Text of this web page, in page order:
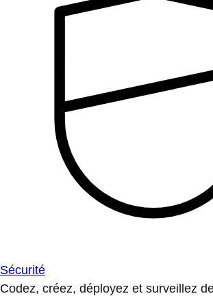
Sécurité
Codez, créez, déployez et surveillez